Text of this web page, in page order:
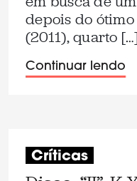
depois do
(2011), quarto
Continuar lendo
Críticas